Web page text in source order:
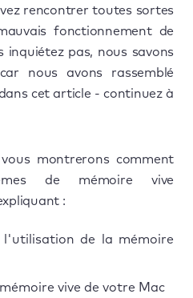
rencontrer toutes sortes
fonctionnement de
inquiétez pas, nous savons
nous avons rassemblé
cet article - continuez à
montrerons comment
de mémoire vive
:
l'utilisation de la mémoire
vive de votre Mac